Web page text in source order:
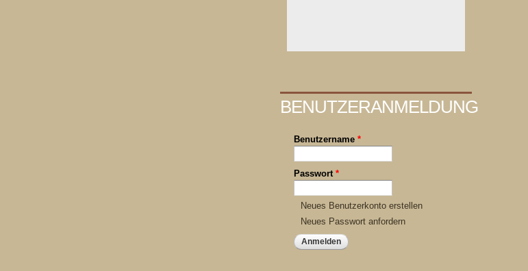
BENUTZERANMELDUNG
Benutzername *
Passwort *
Neues Benutzerkonto erstellen
Neues Passwort anfordern